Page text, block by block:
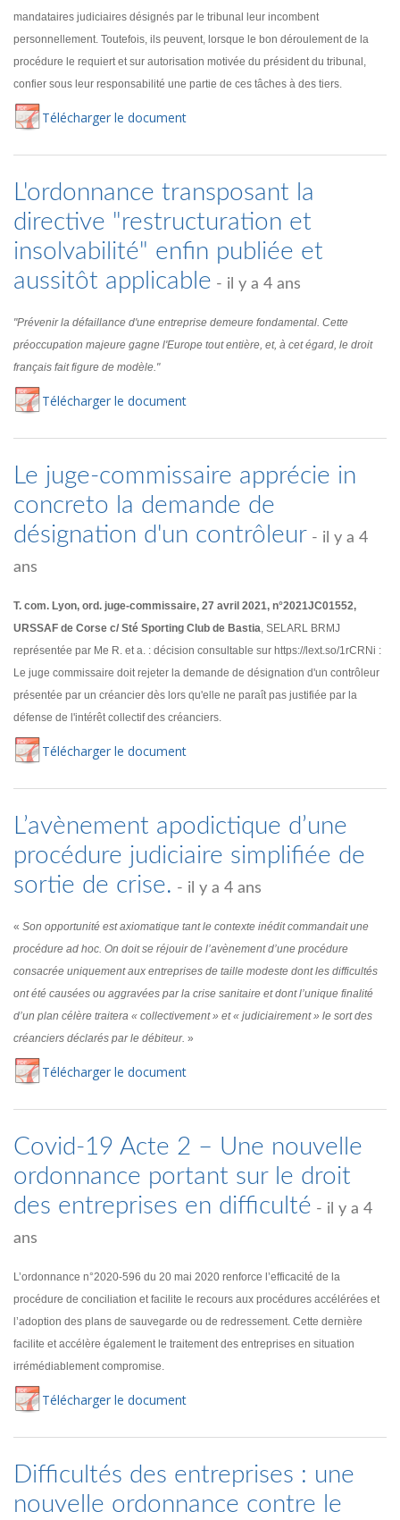
mandataires judiciaires désignés par le tribunal leur incombent
personnellement. Toutefois, ils peuvent, lorsque le bon déroulement de la
procédure le requiert et sur autorisation motivée du président du tribunal,
confier sous leur responsabilité une partie de ces tâches à des tiers.
Télécharger le document
L'ordonnance transposant la
directive "restructuration et
insolvabilité" enfin publiée et
aussitôt applicable - il y a 4 ans
"Prévenir la défaillance d'une entreprise demeure fondamental. Cette
préoccupation majeure gagne l'Europe tout entière, et, à cet égard, le droit
français fait figure de modèle."
Télécharger le document
Le juge-commissaire apprécie in
concreto la demande de
désignation d'un contrôleur - il y a 4
ans
T. com. Lyon, ord. juge-commissaire, 27 avril 2021, n°2021JC01552,
URSSAF de Corse c/ Sté Sporting Club de Bastia, SELARL BRMJ
représentée par Me R. et a. : décision consultable sur https://lext.so/1rCRNi :
Le juge commissaire doit rejeter la demande de désignation d'un contrôleur
présentée par un créancier dès lors qu'elle ne paraît pas justifiée par la
défense de l'intérêt collectif des créanciers.
Télécharger le document
L’avènement apodictique d’une
procédure judiciaire simplifiée de
sortie de crise. - il y a 4 ans
« Son opportunité est axiomatique tant le contexte inédit commandait une
procédure ad hoc. On doit se réjouir de l’avènement d’une procédure
consacrée uniquement aux entreprises de taille modeste dont les difficultés
ont été causées ou aggravées par la crise sanitaire et dont l’unique finalité
d’un plan célère traitera « collectivement » et « judiciairement » le sort des
créanciers déclarés par le débiteur. »
Télécharger le document
Covid-19 Acte 2 – Une nouvelle
ordonnance portant sur le droit
des entreprises en difficulté - il y a 4
ans
L’ordonnance n°2020-596 du 20 mai 2020 renforce l’efficacité de la
procédure de conciliation et facilite le recours aux procédures accélérées et
l’adoption des plans de sauvegarde ou de redressement. Cette dernière
facilite et accélère également le traitement des entreprises en situation
irrémédiablement compromise.
Télécharger le document
Difficultés des entreprises : une
nouvelle ordonnance contre le